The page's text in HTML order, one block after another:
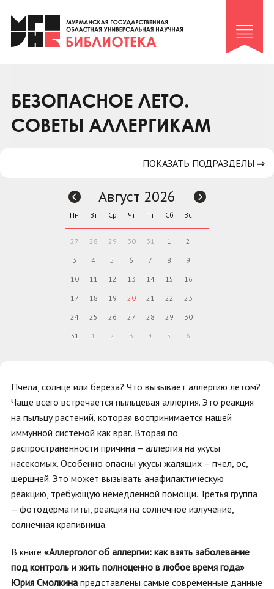
Клуб «Гиря и сельдерей»
Клуб «Семейный архив»
Коллегам
Контакты
БЕЗОПАСНОЕ ЛЕТО.
СОВЕТЫ АЛЛЕРГИКАМ
Пчела, солнце или береза? Что вызывает аллергию летом?
Чаще всего встречается пыльцевая аллергия. Это реакция
на пыльцу растений, которая воспринимается нашей
иммунной системой как враг. Вторая по
распространенности причина – аллергия на укусы
насекомых. Особенно опасны укусы жалящих – пчел, ос,
шершней. Это может вызывать анафилактическую
реакцию, требующую немедленной помощи. Третья группа
– фотодерматиты, реакция на солнечное излучение,
солнечная крапивница.
В книге «Аллерголог об аллергии: как взять заболевание
под контроль и жить полноценно в любое время года»
Юрия Смолкина представлены самые современные данные
ПОКАЗАТЬ ПОДРАЗДЕЛЫ ⇒
Август 2026
Пн Вт Ср Чт Пт Сб Вс
27 28 29 30 31 1 2
3 4 5 6 7 8 9
10 11 12 13 14 15 16
17 18 19 20 21 22 23
24 25 26 27 28 29 30
31 1 2 3 4 5 6